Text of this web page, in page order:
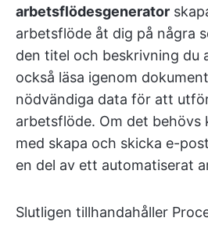
arbetsflödesgenerator
arbetsflöde åt dig på några
den titel och beskrivning du
också läsa igenom
nödvändiga data för att
arbetsflöde. Om det behövs
med skapa och skicka e-
en del av ett automatiserat
Slutligen tillhandahåller